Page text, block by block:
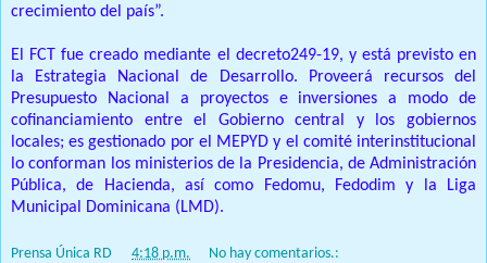
crecimiento del país”.
El FCT fue creado mediante el decreto249-19, y está previsto en
la Estrategia Nacional de Desarrollo. Proveerá recursos del
Presupuesto Nacional a proyectos e inversiones a modo de
cofinanciamiento entre el Gobierno central y los gobiernos
locales; es gestionado por el MEPYD y el comité interinstitucional
lo conforman los ministerios de la Presidencia, de Administración
Pública, de Hacienda, así como Fedomu, Fedodim y la Liga
Municipal Dominicana (LMD).
Prensa Única RD 4:18 p.m. No hay comentarios.: